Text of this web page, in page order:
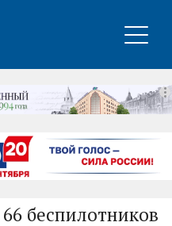
беспилотников